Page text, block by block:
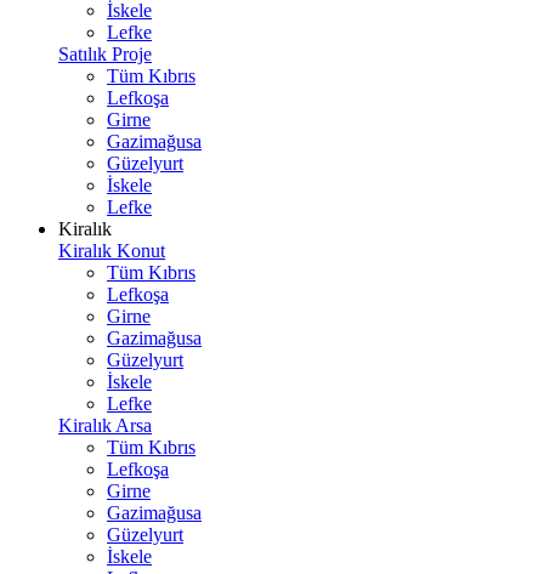
İskele
Lefke
Satılık Proje
Tüm Kıbrıs
Lefkoşa
Girne
Gazimağusa
Güzelyurt
İskele
Lefke
Kiralık
Kiralık Konut
Tüm Kıbrıs
Lefkoşa
Girne
Gazimağusa
Güzelyurt
İskele
Lefke
Kiralık Arsa
Tüm Kıbrıs
Lefkoşa
Girne
Gazimağusa
Güzelyurt
İskele